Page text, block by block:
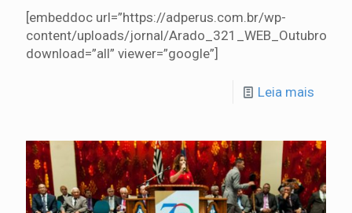
[embeddoc url=”https://adperus.com.br/wp-
content/uploads/jornal/
download=”all” viewer=”google”]
Leia mais